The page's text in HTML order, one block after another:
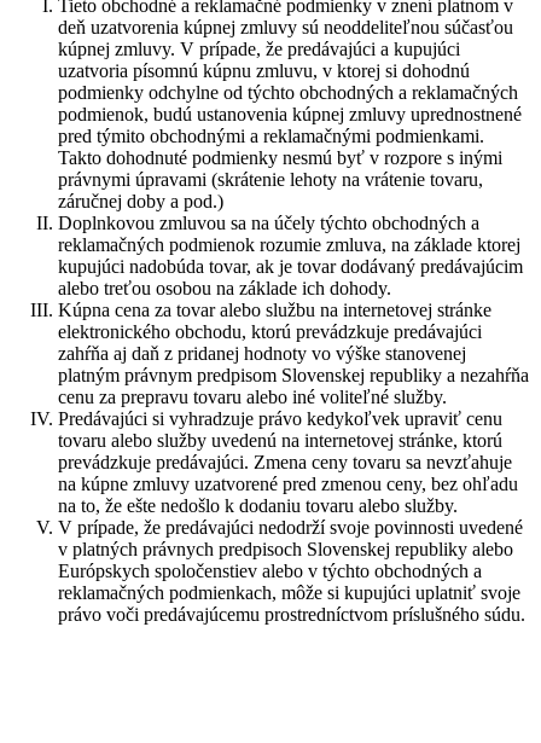
Tieto obchodné a reklamačné podmienky v znení platnom v
deň uzatvorenia kúpnej zmluvy sú neoddeliteľnou súčasťou
kúpnej zmluvy. V prípade, že predávajúci a kupujúci
uzatvoria písomnú kúpnu zmluvu, v ktorej si dohodnú
podmienky odchylne od týchto obchodných a reklamačných
podmienok, budú ustanovenia kúpnej zmluvy uprednostnené
pred týmito obchodnými a reklamačnými podmienkami.
Takto dohodnuté podmienky nesmú byť v rozpore s inými
právnymi úpravami (skrátenie lehoty na vrátenie tovaru,
záručnej doby a pod.)
Doplnkovou zmluvou sa na účely týchto obchodných a
reklamačných podmienok rozumie zmluva, na základe ktorej
kupujúci nadobúda tovar, ak je tovar dodávaný predávajúcim
alebo treťou osobou na základe ich dohody.
Kúpna cena za tovar alebo službu na internetovej stránke
elektronického obchodu, ktorú prevádzkuje predávajúci
zahŕňa aj daň z pridanej hodnoty vo výške stanovenej
platným právnym predpisom Slovenskej republiky a nezahŕňa
cenu za prepravu tovaru alebo iné voliteľné služby.
Predávajúci si vyhradzuje právo kedykoľvek upraviť cenu
tovaru alebo služby uvedenú na internetovej stránke, ktorú
prevádzkuje predávajúci. Zmena ceny tovaru sa nevzťahuje
na kúpne zmluvy uzatvorené pred zmenou ceny, bez ohľadu
na to, že ešte nedošlo k dodaniu tovaru alebo služby.
V prípade, že predávajúci nedodrží svoje povinnosti uvedené
v platných právnych predpisoch Slovenskej republiky alebo
Európskych spoločenstiev alebo v týchto obchodných a
reklamačných podmienkach, môže si kupujúci uplatniť svoje
právo voči predávajúcemu prostredníctvom príslušného súdu.